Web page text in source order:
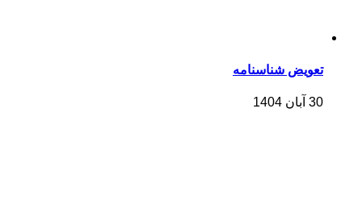
تعویض شناسنامه
30 آبان 1404